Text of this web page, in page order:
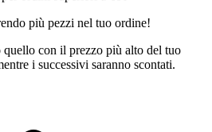
più pezzi nel tuo ordine!
con il prezzo più alto del tuo
i successivi saranno scontati.